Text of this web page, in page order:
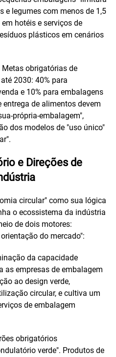
e legumes com menos de 1,5
hotéis e serviços de
plásticos em cenários
Metas obrigatórias de
2030: 40% para
e 10% para embalagens
de alimentos devem
própria-embalagem",
dos modelos de "uso único"
e Direções de
circular" como sua lógica
o ecossistema da indústria
de dois motores:
do mercado":
da capacidade
as empresas de embalagem
ao design verde,
circular, e cultiva um
de embalagem
obrigatórios
verde". Produtos de